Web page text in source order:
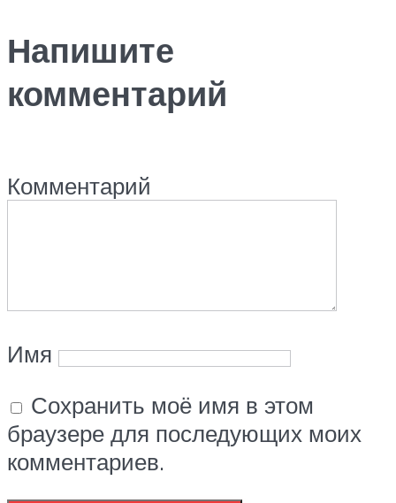
Напишите
комментарий
Комментарий
Имя
Сохранить моё имя в этом
браузере для последующих моих
комментариев.